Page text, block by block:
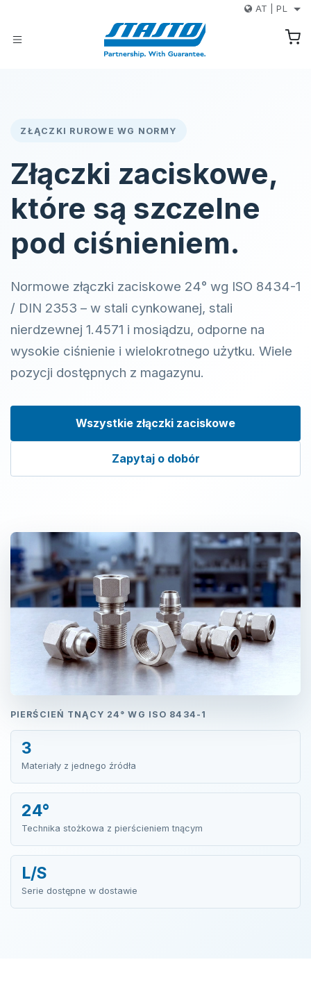
AT |PL
ZŁĄCZKI RUROWE WG NORMY
Złączki zaciskowe,
które są szczelne
pod ciśnieniem.
Normowe złączki zaciskowe 24° wg ISO 8434-1
/ DIN 2353 – w stali cynkowanej, stali
nierdzewnej 1.4571 i mosiądzu, odporne na
wysokie ciśnienie i wielokrotnego użytku. Wiele
pozycji dostępnych z magazynu.
Wszystkie złączki zaciskowe
Zapytaj o dobór
PIERŚCIEŃ TNĄCY 24° WG ISO 8434-1
3
Materiały z jednego źródła
24°
Technika stożkowa z pierścieniem tnącym
L/S
Serie dostępne w dostawie